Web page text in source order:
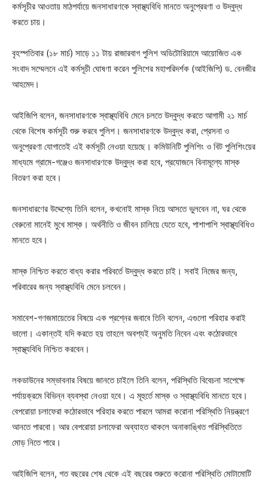
কর্মসূচীর আওতায় মাঠপর্যায়ে জনসাধারণকে স্বাস্থ্যবিধি মানতে অনুপ্রেরণা ও উদ্বুদ্ধ
করতে চায়।
বৃহস্পতিবার (১৮ মার্চ) সাড়ে ১১ টায় রাজারবাগ পুলিশ অডিটোরিয়ামে আয়োজিত এক
সংবাদ সম্মেলনে এই কর্মসূচী ঘোষণা করেন পুলিশের মহাপরিদর্শক (আইজিপি) ড. বেনজীর
আহমেদ।
আইজিপি বলেন, জনসাধারণকে স্বাস্থ্যবিধি মেনে চলতে উদ্বুদ্ধ করতে আগামী ২১ মার্চ
থেকে বিশেষ কর্মসূচী শুরু করবে পুলিশ। জনসাধারণকে উদ্বুদ্ধ করা, প্রেসনা ও
অনুপ্রেরণা যোগাতেই এই কর্মসূচী নেওয়া হয়েছে। কমিউনিটি পুলিশিং ও বিট পুলিশিংয়ের
মাধ্যমে গ্রামে-গঞ্জেও জনসাধারণকে উদ্বুদ্ধ করা হবে, প্রযোজনে বিনামূল্যে মাস্ক
বিতরণ করা হবে।
জনসাধারণের উদ্দেশ্যে তিনি বলেন, কখনোই মাস্ক নিয়ে আসতে ভুলবেন না, ঘর থেকে
বেরুনো মানেই মুখে মাস্ক। অর্থনীতি ও জীবন চালিয়ে যেতে হবে, পাশাপাশি স্বাস্থ্যবিধিও
মানতে হবে।
মাস্ক নিশ্চিত করতে বাধ্য করার পরিবর্তে উদ্বুদ্ধ করতে চাই। সবাই নিজের জন্য,
পরিবারের জন্য স্বাস্থ্যবিধি মেনে চলবেন।
সমাবেশ-গণজমায়েতের বিষয়ে এক প্রশ্নের জবাবে তিনি বলেন, এগুলো পরিহার করাই
ভালো। একান্তই যদি করতে হয় তাহলে অবশ্যই অনুমতি নিবেন এবং কঠোরভাবে
স্বাস্থ্যবিধি নিশ্চিত করবেন।
লকডাউনের সম্ভাবনার বিষয়ে জানতে চাইলে তিনি বলেন, পরিস্থিতি বিবেচনা সাপেক্ষে
পর্যায়ক্রমে বিভিন্ন ব্যবস্থা নেওয়া হবে। এ মূহুর্তে মাস্ক ও স্বাস্থ্যবিধি মানতে হবে।
বেপরোয়া চলাফেরা কঠোরভাবে পরিহার করতে পারলে আমরা করোনা পরিস্থিতি নিয়ন্ত্রণে
আনতে পারবো। আর বেপরোয়া চলাফেরা অব্যাহত থাকলে অনাকাঙ্খিত পরিস্থিতিতে
মোড় নিতে পারে।
আইজিপি বলেন, গত বছরের শেষ থেকে এই বছরের শুরুতে করোনা পরিস্থিতি মোটামোটি